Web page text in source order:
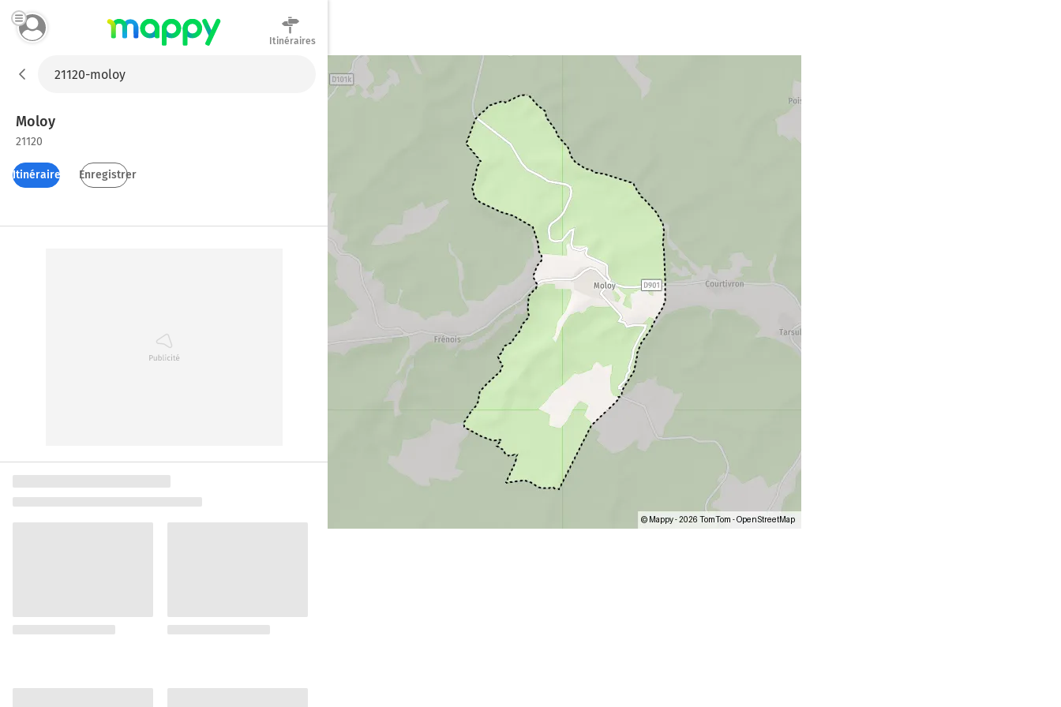
Itinéraires
Moloy
21120
Itinéraires Enregistrer